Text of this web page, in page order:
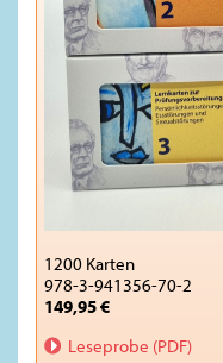
1200 Karten
978-3-941356-70-2
149,95 €
Leseprobe (PDF)